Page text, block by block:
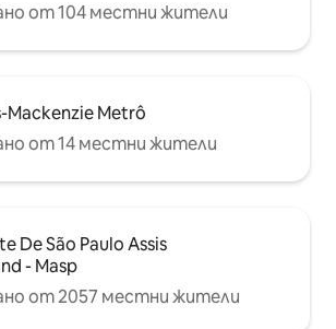
от 104 местни жители
Mackenzie Metrô
от 14 местни жители
De São Paulo Assis
- Masp
от 2057 местни жители